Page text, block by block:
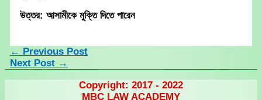
উত্তর: আসামীকে মুক্তি দিতে পারেন
← Previous Post
Next Post →
Copyright: 2017 - 2022
MBC LAW ACADEMY